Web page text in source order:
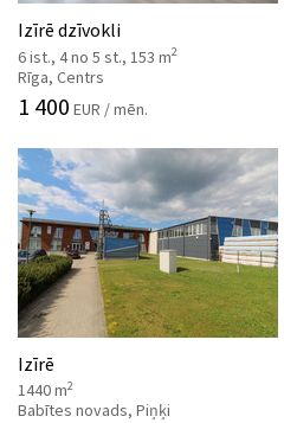
Izīrē dzīvokli
6 ist., 4 no 5 st., 153 m2
Rīga, Centrs
1 400 EUR / mēn.
Izīrē
1440 m2
Babītes novads, Piņķi